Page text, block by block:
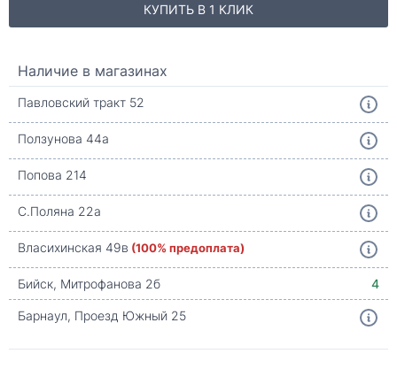
КУПИТЬ В 1 КЛИК
Наличие в магазинах
Павловский тракт 52
Ползунова 44а
Попова 214
С.Поляна 22а
Власихинская 49в (100% предоплата)
Бийск, Митрофанова 2б
4
Барнаул, Проезд Южный 25